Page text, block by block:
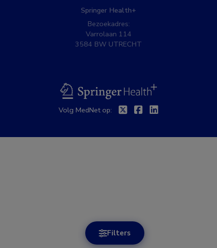
Filters
Springer Health+
Bezoekadres:
Varrolaan 114
3584 BW UTRECHT
BSL
Volg MedNet op: TwitterFacebook
Linkedin